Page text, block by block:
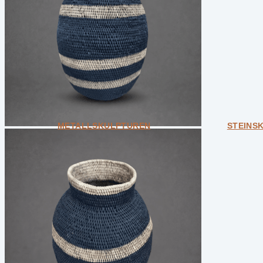
Unikate
Design & Interior-Objekte
Kleine Designobjekte
Weitere Kategorien
Bundle
Geschenkkarten
METALLSKULPTUREN